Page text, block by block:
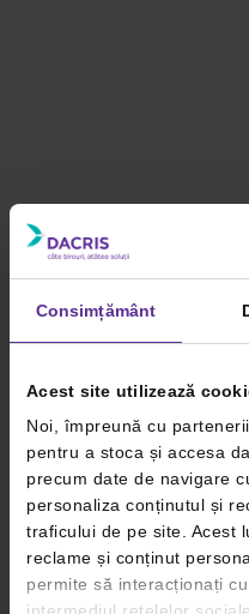
Consimțământ
Acest site utilizează
Noi, împreună cu
pentru a stoca și accesa
precum date de navigare
personaliza conținutul și
traficului de pe site. Acest
reclame și conținut
permite să interacționați